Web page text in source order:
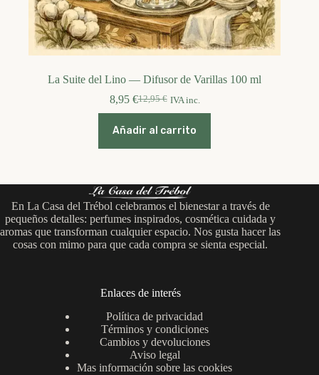
La Suite del Lino — Difusor de Varillas 100 ml
12,95€
El
precio
original
8,95 €El
precio
actual
IVA inc.
Añadir al carrito
En La Casa del Trébol celebramos el bienestar a través de
pequeños detalles: perfumes inspirados, cosmética cuidada y
aromas que transforman cualquier espacio. Nos gusta hacer las
cosas con mimo para que cada compra se sienta especial.
Enlaces de interés
Política de privacidad
Términos y condiciones
Cambios y devoluciones
Aviso legal
Mas información sobre las cookies